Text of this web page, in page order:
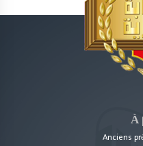
À
Anciens